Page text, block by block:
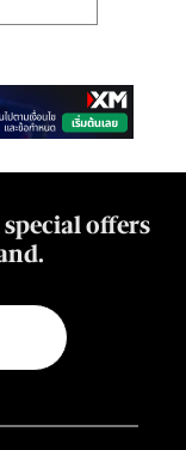
offers